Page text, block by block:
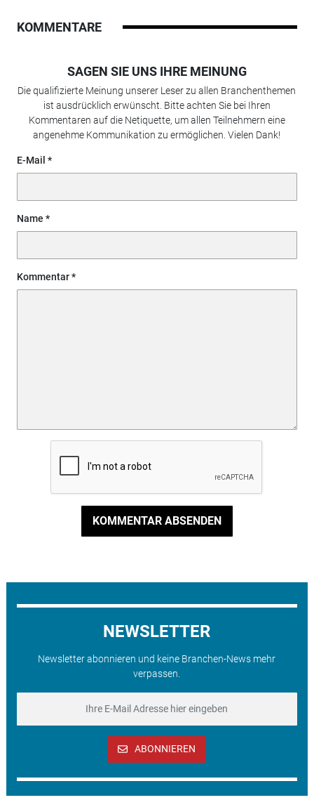
KOMMENTARE
SAGEN SIE UNS IHRE MEINUNG
Die qualifizierte Meinung unserer Leser zu allen Branchenthemen
ist ausdrücklich erwünscht. Bitte achten Sie bei Ihren
Kommentaren auf die Netiquette, um allen Teilnehmern eine
angenehme Kommunikation zu ermöglichen. Vielen Dank!
E-Mail
Name
Kommentar
KOMMENTAR ABSENDEN
NEWSLETTER
Newsletter abonnieren und keine Branchen-News mehr
verpassen.
ABONNIEREN